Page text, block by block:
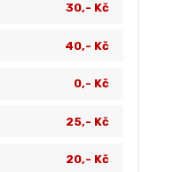
30,- Kč
40,- Kč
0,- Kč
25,- Kč
20,- Kč